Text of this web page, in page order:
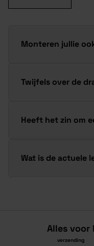
Monteren jullie
Twijfels over de
Heeft het zin om
Wat is de actuele
Alles voor
Boven 2.000 gratis verzending